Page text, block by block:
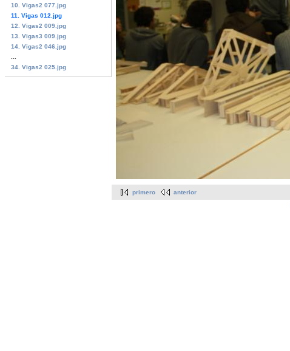
10. Vigas2 077.jpg
11. Vigas 012.jpg
12. Vigas2 009.jpg
13. Vigas3 009.jpg
14. Vigas2 046.jpg
34. Vigas2 025.jpg
primero
anterior